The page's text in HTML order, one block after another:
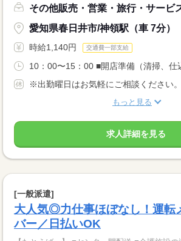
その他販売・営業・旅行・サービ
愛知県春日井市/神領駅（車 7分）
時給1,140円 交通費一部支給
10：00〜15：00 ■開店準備（清掃、仕
※出勤曜日はお気軽にご相談ください。
もっと見る
求人詳細を見る
[一般派遣]
大人気◎力仕事ほぼなし！運転
バー／日払いOK